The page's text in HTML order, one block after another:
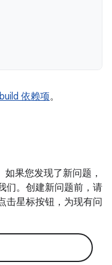
依赖项。
果您发现了新问题，
们。创建新问题前，请
击星标按钮，为现有问